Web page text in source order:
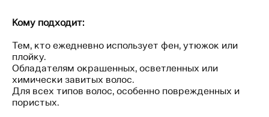
Кому подходит:
Тем, кто ежедневно использует фен, утюжок или
плойку.
Обладателям окрашенных, осветленных или
химически завитых волос.
Для всех типов волос, особенно поврежденных и
пористых.